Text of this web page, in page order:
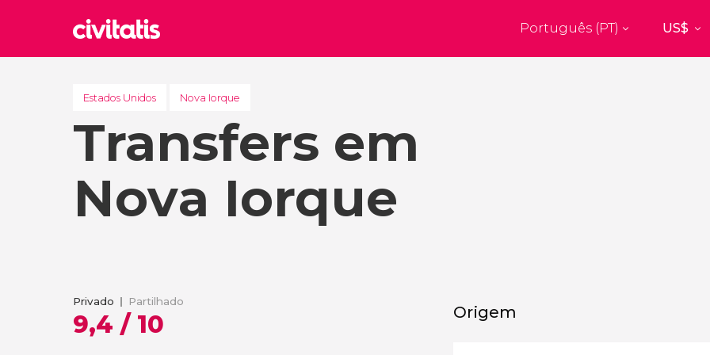
Top destinos
Reino Unido
Marraquexe
Marrocos
Português (PT)
Estados Unidos Nova Iorque
Transfers em
Nova Iorque
Privado Partilhado
9,4 / 10 Origem